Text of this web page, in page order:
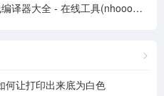
在线编辑器,在线运行代码,在线编译器大全 - 在线工具(nhooo.com)
何让打印出来底为白色